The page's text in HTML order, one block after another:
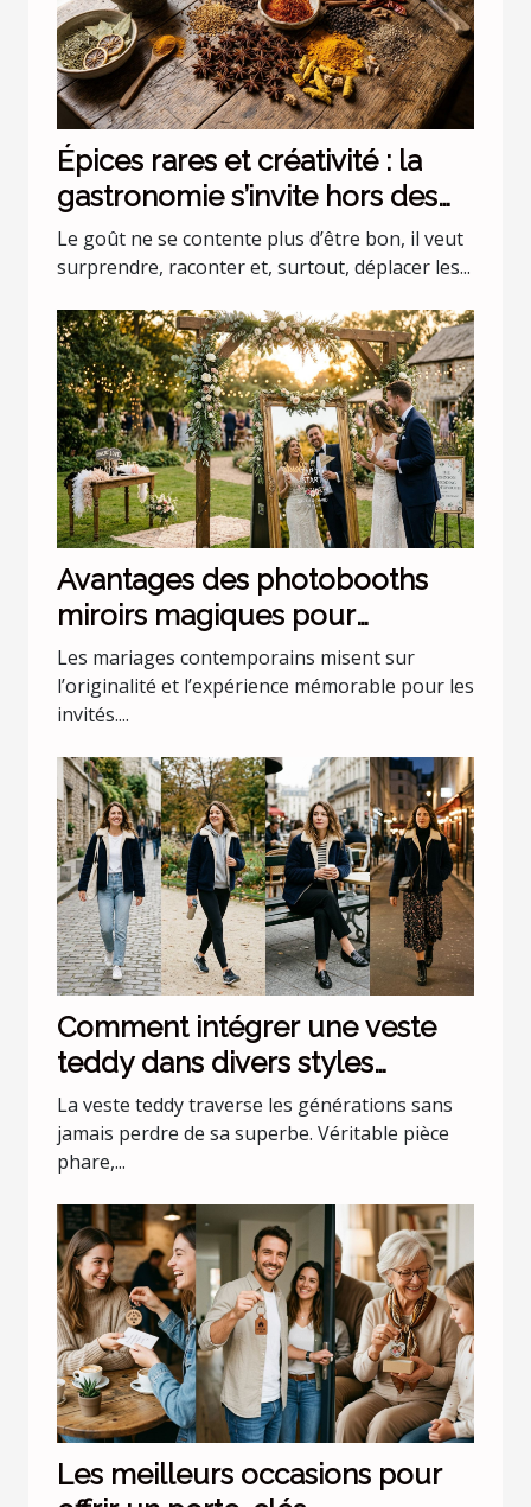
Épices rares et créativité : la
gastronomie s’invite hors des
codes
Le goût ne se contente plus d’être bon, il veut
surprendre, raconter et, surtout, déplacer les...
Avantages des photobooths
miroirs magiques pour
mariages uniques
Les mariages contemporains misent sur
l’originalité et l’expérience mémorable pour les
invités....
Comment intégrer une veste
teddy dans divers styles
vestimentaires ?
La veste teddy traverse les générations sans
jamais perdre de sa superbe. Véritable pièce
phare,...
Les meilleurs occasions pour